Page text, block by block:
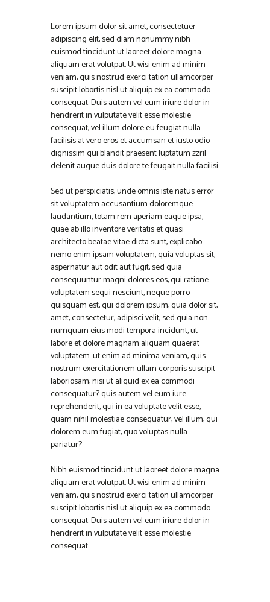
Lorem ipsum dolor sit amet, consectetuer
adipiscing elit, sed diam nonummy nibh
euismod tincidunt ut laoreet dolore magna
aliquam erat volutpat. Ut wisi enim ad minim
veniam, quis nostrud exerci tation ullamcorper
suscipit lobortis nisl ut aliquip ex ea commodo
consequat. Duis autem vel eum iriure dolor in
hendrerit in vulputate velit esse molestie
consequat, vel illum dolore eu feugiat nulla
facilisis at vero eros et accumsan et iusto odio
dignissim qui blandit praesent luptatum zzril
delenit augue duis dolore te feugait nulla facilisi.
Sed ut perspiciatis, unde omnis iste natus error
sit voluptatem accusantium doloremque
laudantium, totam rem aperiam eaque ipsa,
quae ab illo inventore veritatis et quasi
architecto beatae vitae dicta sunt, explicabo.
nemo enim ipsam voluptatem, quia voluptas sit,
aspernatur aut odit aut fugit, sed quia
consequuntur magni dolores eos, qui ratione
voluptatem sequi nesciunt, neque porro
quisquam est, qui dolorem ipsum, quia dolor sit,
amet, consectetur, adipisci velit, sed quia non
numquam eius modi tempora incidunt, ut
labore et dolore magnam aliquam quaerat
voluptatem. ut enim ad minima veniam, quis
nostrum exercitationem ullam corporis suscipit
laboriosam, nisi ut aliquid ex ea commodi
consequatur? quis autem vel eum iure
reprehenderit, qui in ea voluptate velit esse,
quam nihil molestiae consequatur, vel illum, qui
dolorem eum fugiat, quo voluptas nulla
pariatur?
Nibh euismod tincidunt ut laoreet dolore magna
aliquam erat volutpat. Ut wisi enim ad minim
veniam, quis nostrud exerci tation ullamcorper
suscipit lobortis nisl ut aliquip ex ea commodo
consequat. Duis autem vel eum iriure dolor in
hendrerit in vulputate velit esse molestie
consequat.